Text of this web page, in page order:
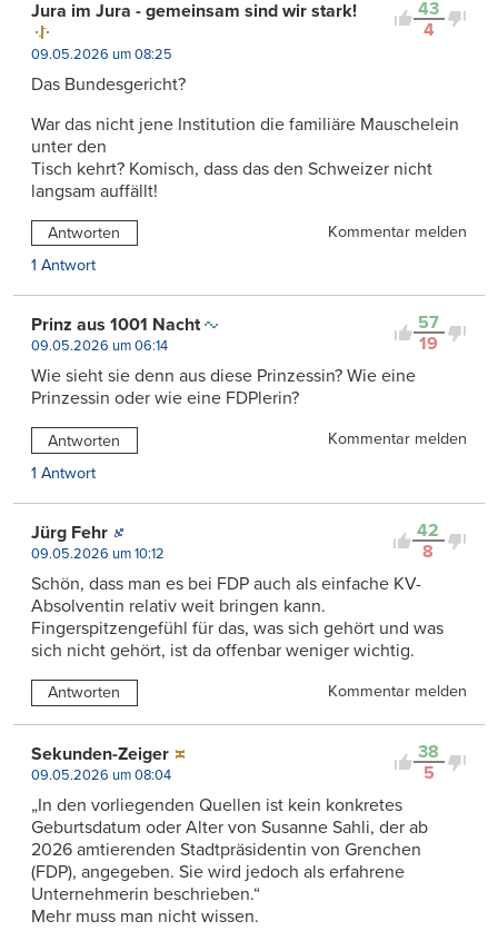
43
4
Jura im Jura - gemeinsam sind wir stark!
09.05.2026 um 08:25
Das Bundesgericht?
War das nicht jene Institution die familiäre Mauschelein
unter den
Tisch kehrt? Komisch, dass das den Schweizer nicht
langsam auffällt!
Antworten
Kommentar melden
1 Antwort
57
19
Prinz aus 1001 Nacht
09.05.2026 um 06:14
Wie sieht sie denn aus diese Prinzessin? Wie eine
Prinzessin oder wie eine FDPlerin?
Antworten
Kommentar melden
1 Antwort
42
8
Jürg Fehr
09.05.2026 um 10:12
Schön, dass man es bei FDP auch als einfache KV-
Absolventin relativ weit bringen kann.
Fingerspitzengefühl für das, was sich gehört und was
sich nicht gehört, ist da offenbar weniger wichtig.
Antworten Kommentar melden
38
5
Sekunden-Zeiger
09.05.2026 um 08:04
„In den vorliegenden Quellen ist kein konkretes
Geburtsdatum oder Alter von Susanne Sahli, der ab
2026 amtierenden Stadtpräsidentin von Grenchen
(FDP), angegeben. Sie wird jedoch als erfahrene
Unternehmerin beschrieben.“
Mehr muss man nicht wissen.